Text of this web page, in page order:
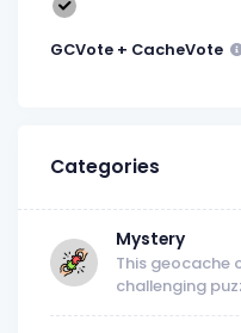
GCVote + CacheVote
Categories
Mystery
This geocache
challenging